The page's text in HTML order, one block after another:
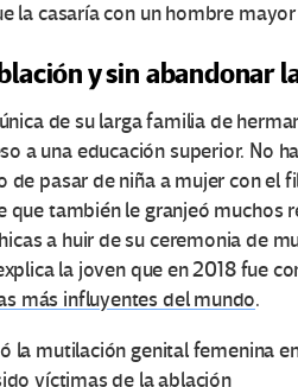
la casaría con un hombre
y sin abandonar
de su larga familia de
a una educación superior. No
pasar de niña a mujer con el
que también le granjeó muchos
a huir de su ceremonia de
la joven que en 2018 fue
más influyentes del mundo.
la mutilación genital femenina
víctimas de la ablación